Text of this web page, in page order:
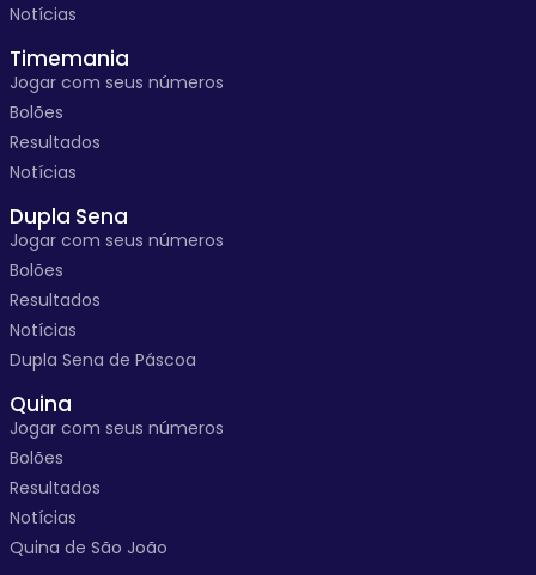
Notícias
Timemania
Jogar com seus números
Bolões
Resultados
Notícias
Dupla Sena
Jogar com seus números
Bolões
Resultados
Notícias
Dupla Sena de Páscoa
Quina
Jogar com seus números
Bolões
Resultados
Notícias
Quina de São João